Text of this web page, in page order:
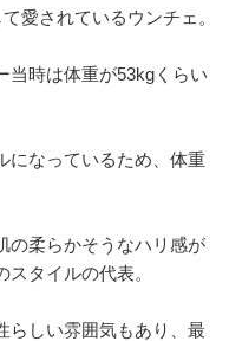
愛されているウンチェ。
当時は体重が53kgくらい
になっているため、体重
の柔らかそうなハリ感が
タイルの代表。
らしい雰囲気もあり、最